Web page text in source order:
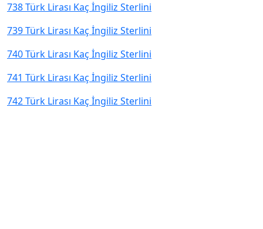
738 Türk Lirası Kaç İngiliz Sterlini
739 Türk Lirası Kaç İngiliz Sterlini
740 Türk Lirası Kaç İngiliz Sterlini
741 Türk Lirası Kaç İngiliz Sterlini
742 Türk Lirası Kaç İngiliz Sterlini